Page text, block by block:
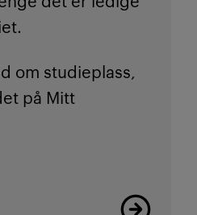
om studieplass,
på Mitt
Les mer